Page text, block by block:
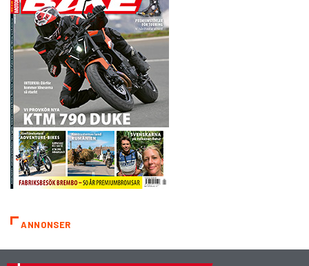
ANNONSER